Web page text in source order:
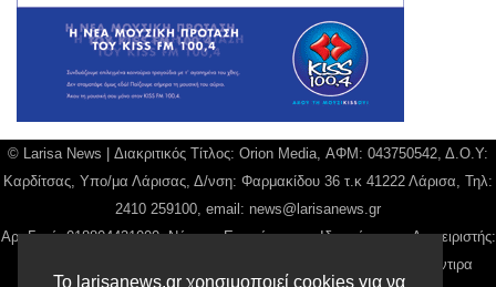
Το larisanews.gr χρησιμοποιεί cookies για να
© Larisa News | Διακριτικός Τίτλος: Orion Media, ΑΦΜ: 043750542, Δ.Ο.Υ:
Καρδίτσας, Υπο/μα Λάρισας, Δ/νση: Φαρμακίδου 36 τ.κ 41222 Λάρισα, Τηλ:
2410 259100, email: news@larisanews.gr
Αρ. Γεμή: 018804431000, Νόμιμος Εκπρόσωπος, Ιδιοκτήτης και Διαχειριστής:
Παναγιώτης Φιλίππου, Διευθύντρια: Γιαννουσά Βασιλική, Διευθύντιρα